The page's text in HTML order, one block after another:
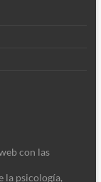
con las
la psicología,